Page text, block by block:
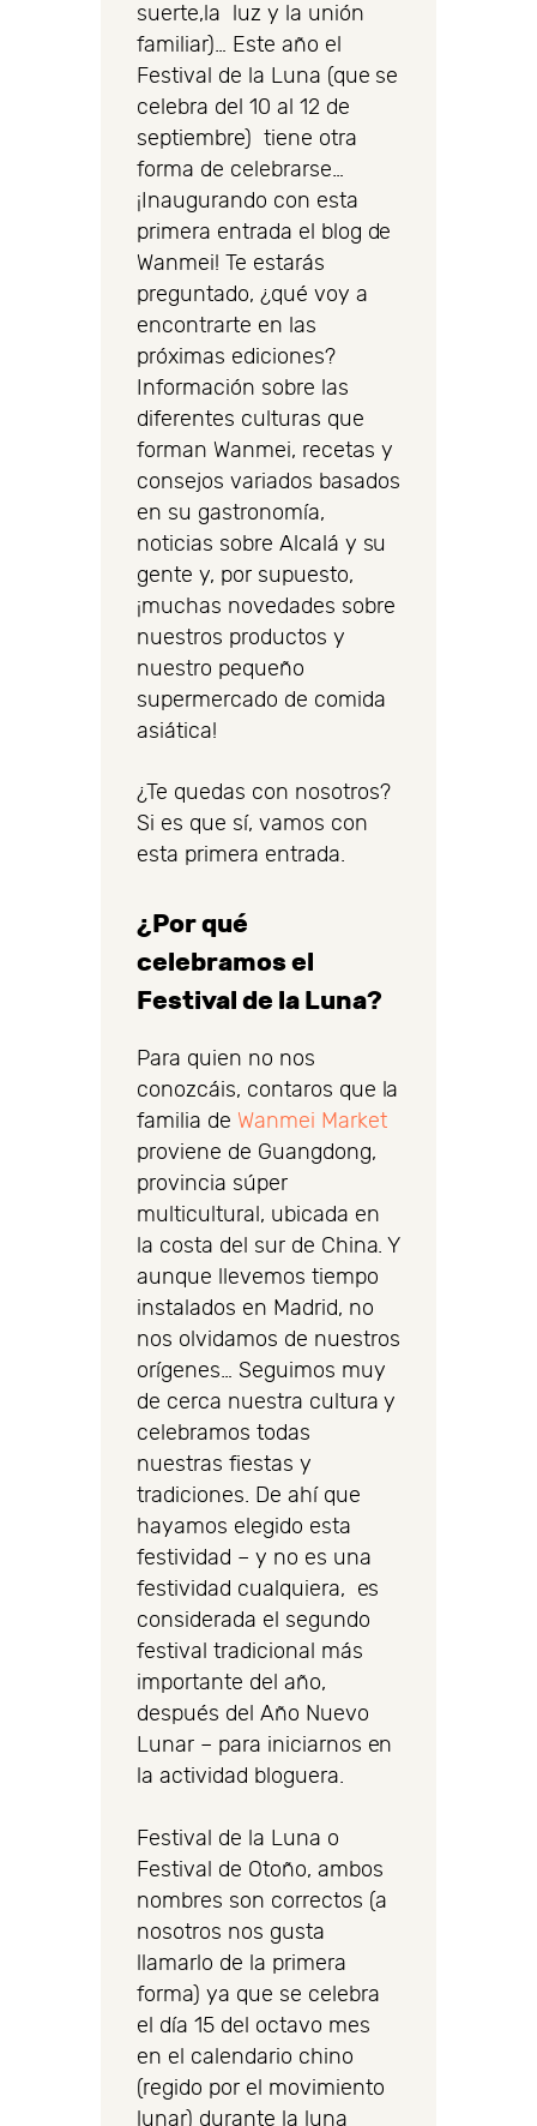
suerte,la luz y la unión
familiar)… Este año el
Festival de la Luna (que se
celebra del 10 al 12 de
septiembre) tiene otra
forma de celebrarse…
¡Inaugurando con esta
primera entrada el blog de
Wanmei! Te estarás
preguntado, ¿qué voy a
encontrarte en las
próximas ediciones?
Información sobre las
diferentes culturas que
forman Wanmei, recetas y
consejos variados basados
en su gastronomía,
noticias sobre Alcalá y su
gente y, por supuesto,
¡muchas novedades sobre
nuestros productos y
nuestro pequeño
supermercado de comida
asiática!
¿Te quedas con nosotros?
Si es que sí, vamos con
esta primera entrada.
¿Por qué
celebramos el
Festival de la Luna?
Para quien no nos
conozcáis, contaros que la
familia de Wanmei Market
proviene de Guangdong,
provincia súper
multicultural, ubicada en
la costa del sur de China. Y
aunque llevemos tiempo
instalados en Madrid, no
nos olvidamos de nuestros
orígenes… Seguimos muy
de cerca nuestra cultura y
celebramos todas
nuestras fiestas y
tradiciones. De ahí que
hayamos elegido esta
festividad – y no es una
festividad cualquiera, es
considerada el segundo
festival tradicional más
importante del año,
después del Año Nuevo
Lunar – para iniciarnos en
la actividad bloguera.
Festival de la Luna o
Festival de Otoño, ambos
nombres son correctos (a
nosotros nos gusta
llamarlo de la primera
forma) ya que se celebra
el día 15 del octavo mes
en el calendario chino
(regido por el movimiento
lunar) durante la luna